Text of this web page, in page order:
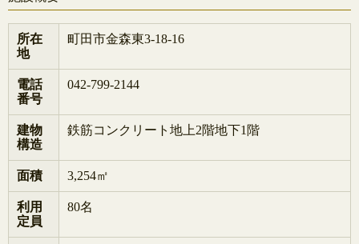
所在
地
町田市金森東3-18-16
電話
番号
042-799-2144
建物
構造
鉄筋コンクリート地上2階地下1階
面積 3,254㎡
利用
定員
80名